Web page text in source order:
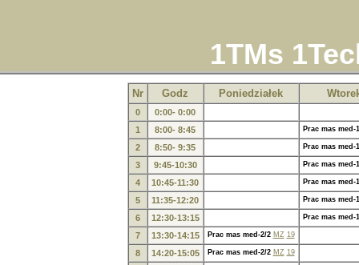
1TMs
Nr Godz Poniedziałek
0
0:00- 0:00
1
8:00- 8:45 Prac mas med-
2 8:50- 9:35 Prac mas med-
3 9:45-10:30 Prac mas med-
4 10:45-11:30 Prac mas med-
5 11:35-12:20 Prac mas med-
6 12:30-13:15 Prac mas med-
7 13:30-14:15 Prac mas med-2/2 MZ 19
8 14:20-15:05 Prac mas med-2/2 MZ 19